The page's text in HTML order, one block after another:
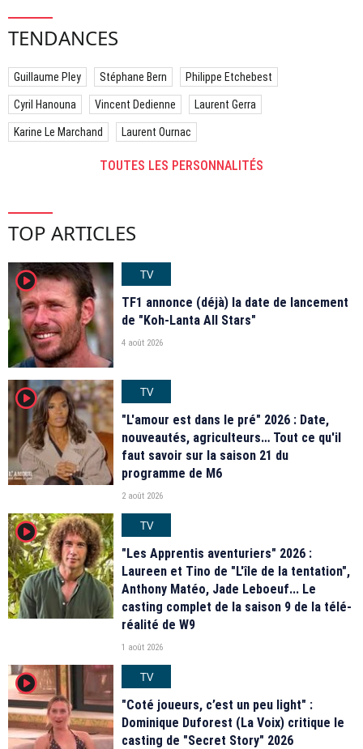
TENDANCES
Guillaume Pley Stéphane Bern Philippe Etchebest
Cyril Hanouna Vincent Dedienne Laurent Gerra
Karine Le Marchand Laurent Ournac
TOUTES LES PERSONNALITÉS
TOP ARTICLES
player2
TV
TF1 annonce (déjà) la date de lancement
de "Koh-Lanta All Stars"
4 août 2026
player2
TV
"L'amour est dans le pré" 2026 : Date,
nouveautés, agriculteurs… Tout ce qu'il
faut savoir sur la saison 21 du
programme de M6
2 août 2026
player2
TV
"Les Apprentis aventuriers" 2026 :
Laureen et Tino de "L'île de la tentation",
Anthony Matéo, Jade Leboeuf... Le
casting complet de la saison 9 de la télé-
réalité de W9
1 août 2026
player2
TV
"Coté joueurs, c’est un peu light" :
Dominique Duforest (La Voix) critique le
casting de "Secret Story" 2026